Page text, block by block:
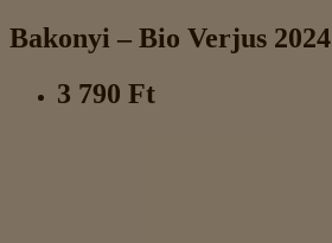
Bakonyi – Bio Verjus 2024
3 790 Ft